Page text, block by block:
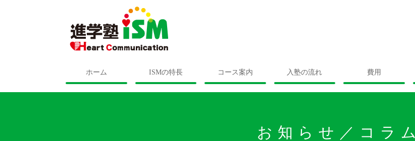
ホーム ISMの特長 コース案内 入塾の流れ 費用
お知らせ／コラム